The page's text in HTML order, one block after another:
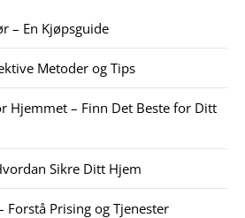
– En Kjøpsguide
Metoder og Tips
Hjemmet – Finn Det Beste for Ditt
Sikre Ditt Hjem
Forstå Prising og Tjenester